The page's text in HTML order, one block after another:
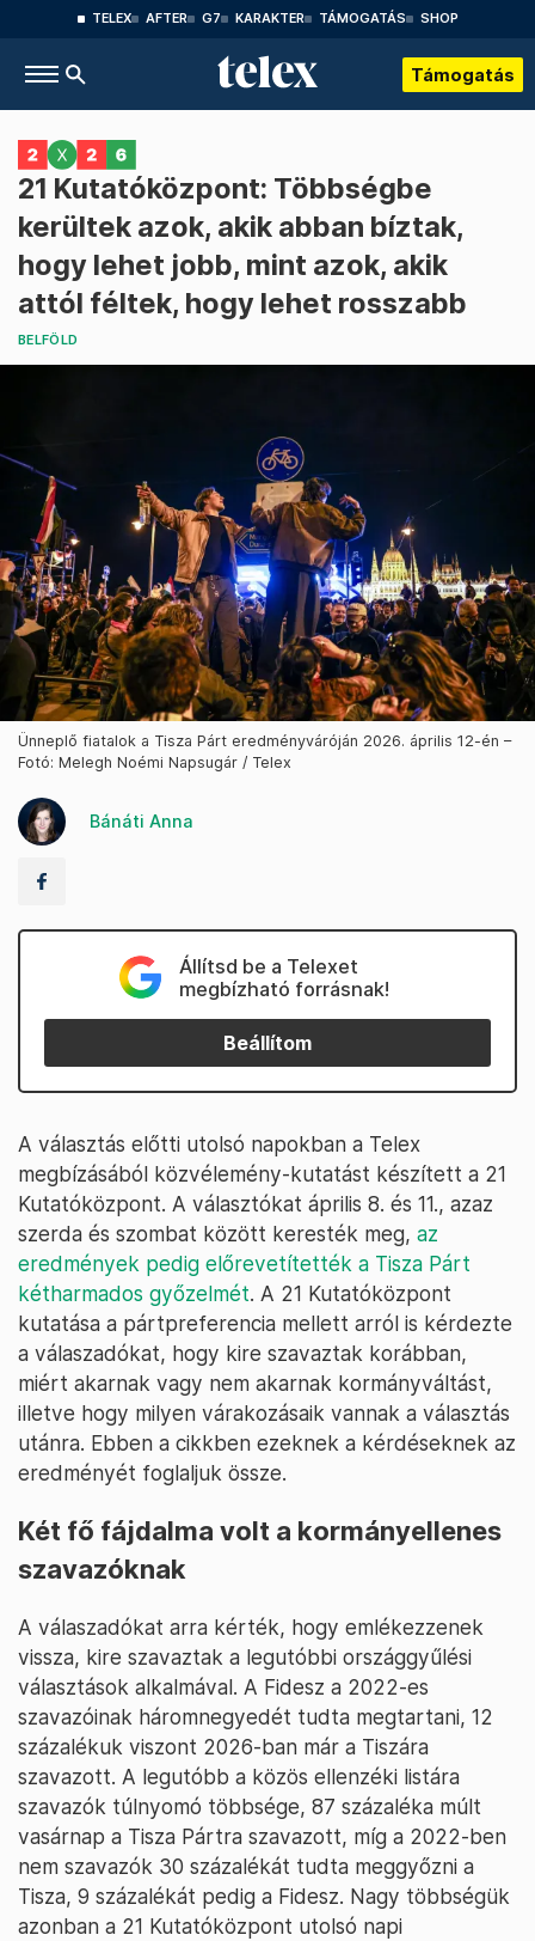
TELEX AFTER G7 KARAKTER TÁMOGATÁS SHOP
Támogatás
21 Kutatóközpont: Többségbe
kerültek azok, akik abban bíztak,
hogy lehet jobb, mint azok, akik
attól féltek, hogy lehet rosszabb
BELFÖLD
Ünneplő fiatalok a Tisza Párt eredményváróján 2026. április 12-én –
Fotó: Melegh Noémi Napsugár / Telex
Bánáti Anna
Állítsd be a Telexet
megbízható forrásnak!
Beállítom
A választás előtti utolsó napokban a Telex
megbízásából közvélemény-kutatást készített a 21
Kutatóközpont. A választókat április 8. és 11., azaz
szerda és szombat között keresték meg, az
eredmények pedig előrevetítették a Tisza Párt
kétharmados győzelmét. A 21 Kutatóközpont
kutatása a pártpreferencia mellett arról is kérdezte
a válaszadókat, hogy kire szavaztak korábban,
miért akarnak vagy nem akarnak kormányváltást,
illetve hogy milyen várakozásaik vannak a választás
utánra. Ebben a cikkben ezeknek a kérdéseknek az
eredményét foglaljuk össze.
Két fő fájdalma volt a kormányellenes
szavazóknak
A válaszadókat arra kérték, hogy emlékezzenek
vissza, kire szavaztak a legutóbbi országgyűlési
választások alkalmával. A Fidesz a 2022-es
szavazóinak háromnegyedét tudta megtartani, 12
százalékuk viszont 2026-ban már a Tiszára
szavazott. A legutóbb a közös ellenzéki listára
szavazók túlnyomó többsége, 87 százaléka múlt
vasárnap a Tisza Pártra szavazott, míg a 2022-ben
nem szavazók 30 százalékát tudta meggyőzni a
Tisza, 9 százalékát pedig a Fidesz. Nagy többségük
azonban a 21 Kutatóközpont utolsó napi